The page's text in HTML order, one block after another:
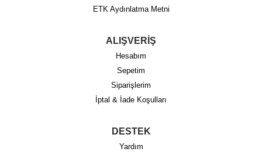
ETK Aydınlatma Metni
ALIŞVERİŞ
Hesabım
Sepetim
Siparişlerim
İptal & İade Koşulları
DESTEK
Yardım